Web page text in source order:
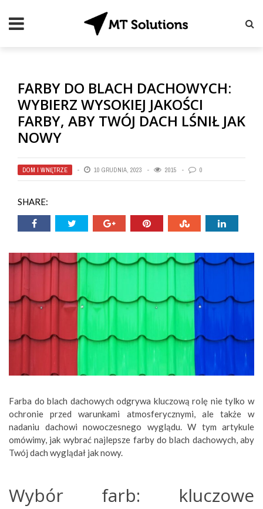
FARBY DO BLACH DACHOWYCH:
WYBIERZ WYSOKIEJ JAKOŚCI
FARBY, ABY TWÓJ DACH LŚNIŁ JAK
NOWY
DOM I WNĘTRZE 10 GRUDNIA, 2023 2015 0
SHARE:
Farba do blach dachowych odgrywa kluczową rolę nie tylko w
ochronie przed warunkami atmosferycznymi, ale także w
nadaniu dachowi nowoczesnego wyglądu. W tym artykule
omówimy, jak wybrać najlepsze farby do blach dachowych, aby
Twój dach wyglądał jak nowy.
Wybór farb: kluczowe